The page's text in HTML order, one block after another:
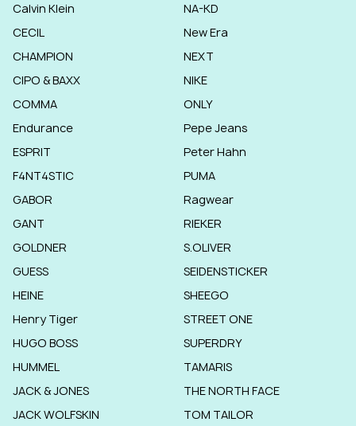
Calvin Klein
CECIL
CHAMPION
CIPO & BAXX
COMMA
Endurance
ESPRIT
F4NT4STIC
GABOR
GANT
GOLDNER
GUESS
HEINE
Henry Tiger
HUGO BOSS
HUMMEL
JACK & JONES
JACK WOLFSKIN
NA-KD
New Era
NEXT
NIKE
ONLY
Pepe Jeans
Peter Hahn
PUMA
Ragwear
RIEKER
S.OLIVER
SEIDENSTICKER
SHEEGO
STREET ONE
SUPERDRY
TAMARIS
THE NORTH FACE
TOM TAILOR